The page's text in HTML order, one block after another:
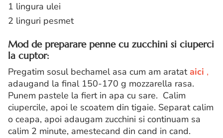
1 lingura ulei
2 linguri pesmet
Mod de preparare penne cu zucchini si ciuperci
la cuptor:
Pregatim sosul bechamel asa cum am aratataici ,
adaugand la final 150-170 g mozzarella rasa.
Punem pastele la fiert in apa cu sare. Calim
ciupercile, apoi le scoatem din tigaie. Separat calim
o ceapa, apoi adaugam zucchini si continuam sa
calim 2 minute, amestecand din cand in cand.